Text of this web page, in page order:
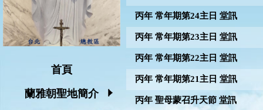
首頁
蘭雅朝聖地簡介
丙年 常年期第24主日 堂訊
丙年 常年期第23主日 堂訊
丙年 常年期第22主日 堂訊
丙年 常年期第21主日 堂訊
丙年 聖母蒙召升天節 堂訊